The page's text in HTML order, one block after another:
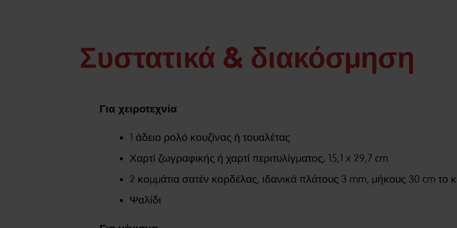
Συστατικά & διακόσμηση
Για χειροτεχνία
1 άδειο ρολό κουζίνας ή τουαλέτας
Χαρτί ζωγραφικής ή χαρτί περιτυλίγματος, 15,1 x 29,7 cm
2 κομμάτια σατέν κορδέλας, ιδανικά πλάτους 3 mm, μήκους 30 cm το
Ψαλίδι